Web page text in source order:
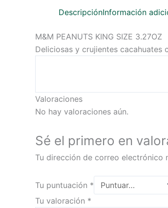
DescripciónInformación
M&M PEANUTS KING SIZE 3.27OZ
Deliciosas y crujientes
Valoraciones
No hay valoraciones aún.
Sé el primero en
Tu dirección de correo electrónico
Tu puntuación *
Tu valoración *